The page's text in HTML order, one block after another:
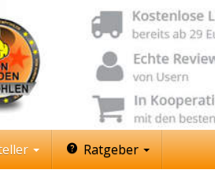
Ratgeber